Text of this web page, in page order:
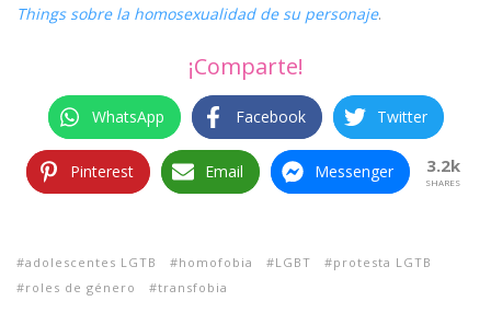
Things sobre la homosexualidad de su personaje.
¡Comparte!
WhatsApp Facebook Twitter
Pinterest Email Messenger 3.2k
SHARES
adolescentes LGTB homofobia LGBT
protesta LGTB
roles de género
transfobia